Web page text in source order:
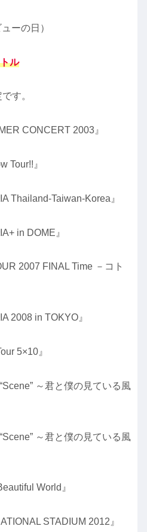
ーの日）
ル
す。
CONCERT 2003』
Tour!!』
Thailand-Taiwan-Korea』
in DOME』
2007 FINAL Time －コト
2008 in TOKYO』
5×10』
～君と僕の見ている風
～君と僕の見ている風
World』
STADIUM 2012』